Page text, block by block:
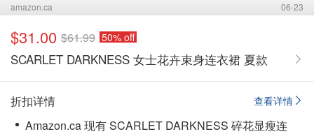
amazon.ca 06-23
$31.00 $61.99 50% off
SCARLET DARKNESS 女士花卉束身连衣裙 夏款
查看详情
折扣详情
Amazon.ca 现有 SCARLET DARKNESS 碎花显瘦连